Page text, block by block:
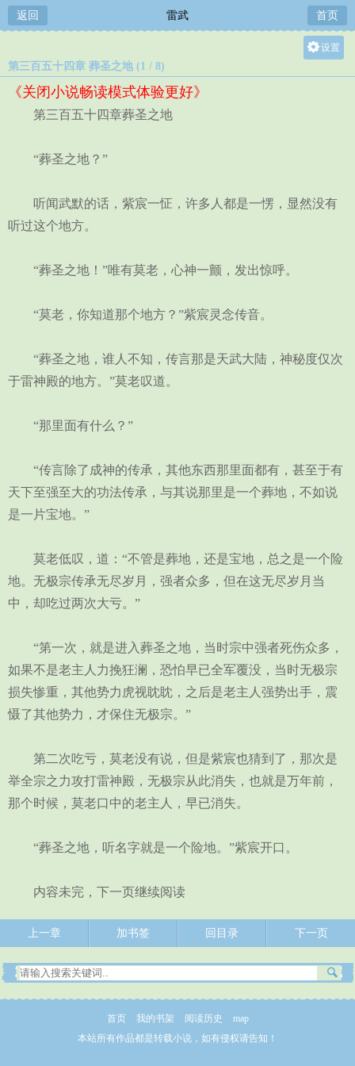
返回 雷武 首页
设置
第三百五十四章 葬圣之地 (1 / 8)
《关闭小说畅读模式体验更好》
第三百五十四章葬圣之地
“葬圣之地？”
听闻武默的话，紫宸一怔，许多人都是一愣，显然没有
听过这个地方。
“葬圣之地！”唯有莫老，心神一颤，发出惊呼。
“莫老，你知道那个地方？”紫宸灵念传音。
“葬圣之地，谁人不知，传言那是天武大陆，神秘度仅次
于雷神殿的地方。”莫老叹道。
“那里面有什么？”
“传言除了成神的传承，其他东西那里面都有，甚至于有
天下至强至大的功法传承，与其说那里是一个葬地，不如说
是一片宝地。”
莫老低叹，道：“不管是葬地，还是宝地，总之是一个险
地。无极宗传承无尽岁月，强者众多，但在这无尽岁月当
中，却吃过两次大亏。”
“第一次，就是进入葬圣之地，当时宗中强者死伤众多，
如果不是老主人力挽狂澜，恐怕早已全军覆没，当时无极宗
损失惨重，其他势力虎视眈眈，之后是老主人强势出手，震
慑了其他势力，才保住无极宗。”
第二次吃亏，莫老没有说，但是紫宸也猜到了，那次是
举全宗之力攻打雷神殿，无极宗从此消失，也就是万年前，
那个时候，莫老口中的老主人，早已消失。
“葬圣之地，听名字就是一个险地。”紫宸开口。
内容未完，下一页继续阅读
上一章 加书签 回目录 下一页
首页 我的书架 阅读历史
map
本站所有作品都是转载小说，如有侵权请告知！